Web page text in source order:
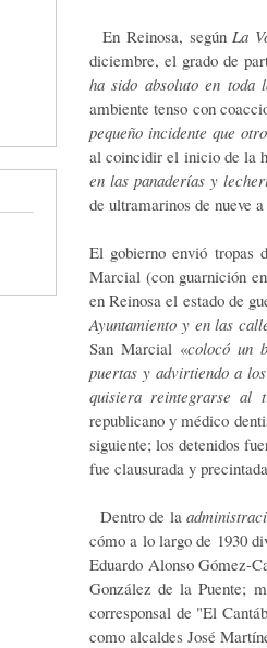
En Reinosa, según La
diciembre, el grado de
ha sido absoluto en toda
ambiente tenso con
pequeño incidente que
al coincidir el inicio de la
en las panaderías y
de ultramarinos de nueve
El gobierno envió tropas
Marcial (con guarnición
en Reinosa el estado de
Ayuntamiento y en las
San Marcial «colocó un
puertas y advirtiendo a
quisiera reintegrarse al
republicano y médico
siguiente; los detenidos
fue clausurada y
Dentro de la
cómo a lo largo de 1930
Eduardo Alonso Gómez-
González de la Puente;
corresponsal de "El
como alcaldes José